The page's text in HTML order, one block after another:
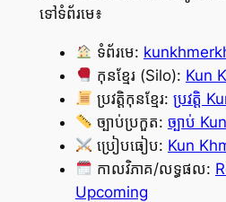
ទៅទំព័រមេ៖
ទំព័រមេ:
កុនខ្មែរ (Silo): Kun
ប្រវត្តិកុនខ្មែរ: ប្រវត្តិ
ច្បាប់ប្រកួត: ច្បាប់
ប្រៀបធៀប: Kun
កាលវិភាគ/លទ្ធផល:
Upcoming